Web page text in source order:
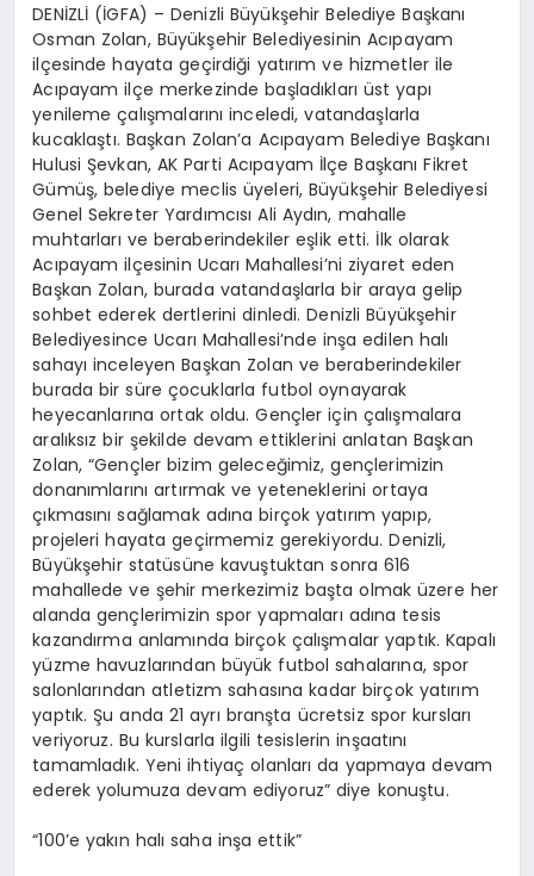
MAGAZIN
SAĞLIK
SPOR
TEKNOLOJI
DENİZLİ (İGFA) – Denizli Büyükşehir Belediye Başkanı
Osman Zolan, Büyükşehir Belediyesinin Acıpayam
ilçesinde hayata geçirdiği yatırım ve hizmetler ile
Acıpayam ilçe merkezinde başladıkları üst yapı
yenileme çalışmalarını inceledi, vatandaşlarla
kucaklaştı. Başkan Zolan’a Acıpayam Belediye Başkanı
Hulusi Şevkan, AK Parti Acıpayam İlçe Başkanı Fikret
Gümüş, belediye meclis üyeleri, Büyükşehir Belediyesi
Genel Sekreter Yardımcısı Ali Aydın, mahalle
muhtarları ve beraberindekiler eşlik etti. İlk olarak
Acıpayam ilçesinin Ucarı Mahallesi’ni ziyaret eden
Başkan Zolan, burada vatandaşlarla bir araya gelip
sohbet ederek dertlerini dinledi. Denizli Büyükşehir
Belediyesince Ucarı Mahallesi’nde inşa edilen halı
sahayı inceleyen Başkan Zolan ve beraberindekiler
burada bir süre çocuklarla futbol oynayarak
heyecanlarına ortak oldu. Gençler için çalışmalara
aralıksız bir şekilde devam ettiklerini anlatan Başkan
Zolan, “Gençler bizim geleceğimiz, gençlerimizin
donanımlarını artırmak ve yeteneklerini ortaya
çıkmasını sağlamak adına birçok yatırım yapıp,
projeleri hayata geçirmemiz gerekiyordu. Denizli,
Büyükşehir statüsüne kavuştuktan sonra 616
mahallede ve şehir merkezimiz başta olmak üzere her
alanda gençlerimizin spor yapmaları adına tesis
kazandırma anlamında birçok çalışmalar yaptık. Kapalı
yüzme havuzlarından büyük futbol sahalarına, spor
salonlarından atletizm sahasına kadar birçok yatırım
yaptık. Şu anda 21 ayrı branşta ücretsiz spor kursları
veriyoruz. Bu kurslarla ilgili tesislerin inşaatını
tamamladık. Yeni ihtiyaç olanları da yapmaya devam
ederek yolumuza devam ediyoruz” diye konuştu.
“100’e yakın halı saha inşa ettik”